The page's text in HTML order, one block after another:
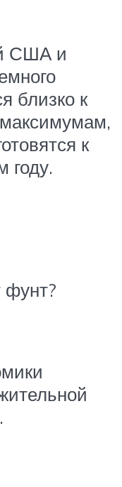
США и
близко к
к
году.
фунт?